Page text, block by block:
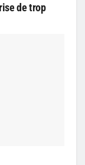
de trop